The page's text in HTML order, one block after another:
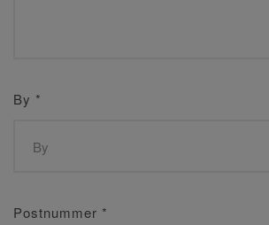
By *
Postnummer *